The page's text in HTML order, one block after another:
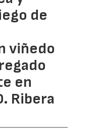
de
viñedo
en
Ribera